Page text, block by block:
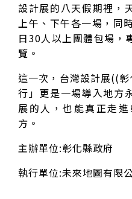
設計展的八天假期裡，
上午、下午各一場，同
日30人以上團體包場，
覽。
這一次，台灣設計展((
行」更是一場導入地方
展的人，也能真正走
方。
主辦單位:彰化縣政府
執行單位:未來地圖有限